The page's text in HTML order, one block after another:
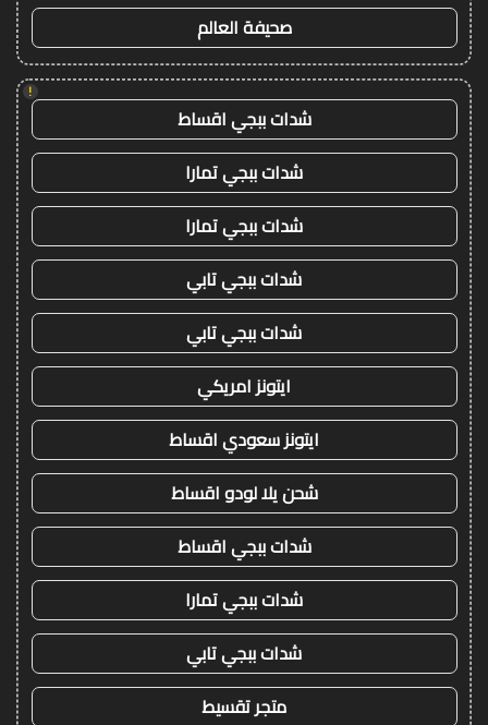
صحيفة العالم
!
شدات ببجي اقساط
شدات ببجي تمارا
شدات ببجي تمارا
شدات ببجي تابي
شدات ببجي تابي
ايتونز امريكي
ايتونز سعودي اقساط
شحن يلا لودو اقساط
شدات ببجي اقساط
شدات ببجي تمارا
شدات ببجي تابي
متجر تقسيط